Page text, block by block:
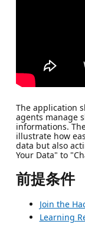
The application
agents manage
informations.
illustrate how
data but also
Your Data" to
前提条件
Join the
Learning